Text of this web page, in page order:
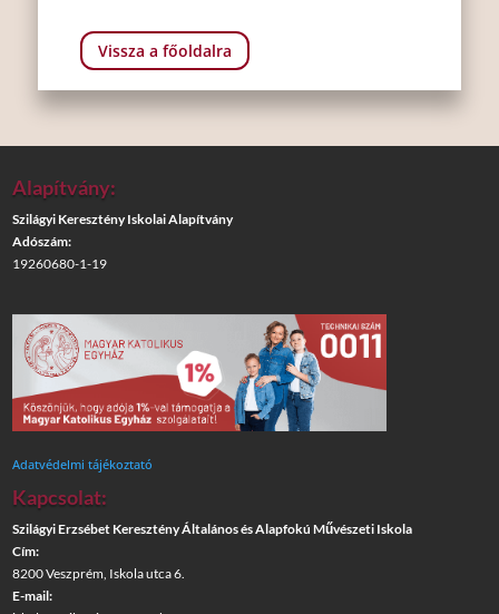
Vissza a főoldalra
Alapítvány:
Szilágyi Keresztény Iskolai Alapítvány
Adószám:
19260680-1-19
Adatvédelmi tájékoztató
Kapcsolat:
Szilágyi Erzsébet Keresztény Általános és Alapfokú Művészeti Iskola
Cím:
8200 Veszprém, Iskola utca 6.
E-mail: